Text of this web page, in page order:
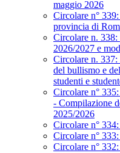
maggio 2026
Circolare n°
provincia di
Circolare n.
2026/2027 e
Circolare n.
del bullismo e
studenti e
Circolare n°
- Compilazione
2025/2026
Circolare n°
Circolare n°
Circolare n°